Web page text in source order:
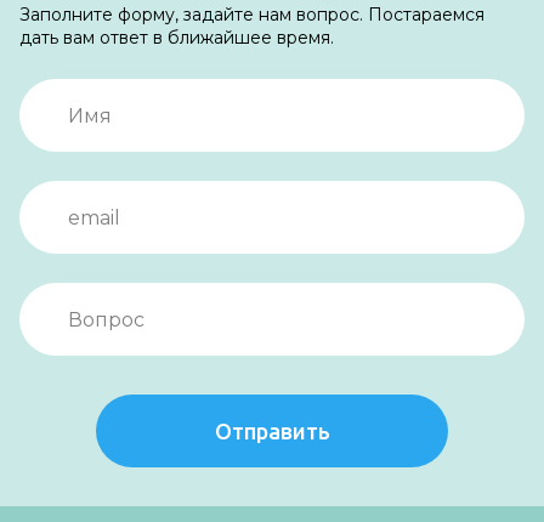
Заполните форму, задайте нам вопрос. Постараемся
дать вам ответ в ближайшее время.
Отправить